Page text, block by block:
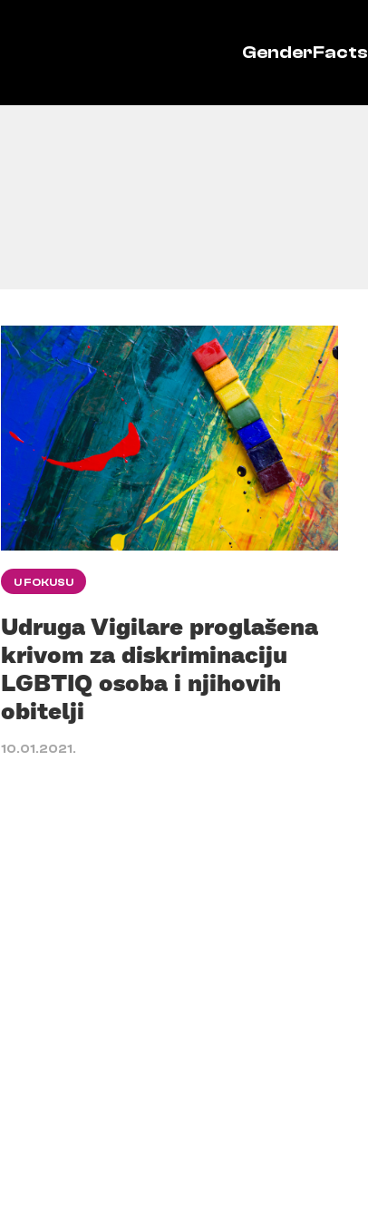
GenderFacts
U FOKUSU
Udruga Vigilare proglašena
krivom za diskriminaciju
LGBTIQ osoba i njihovih
obitelji
10.01.2021.